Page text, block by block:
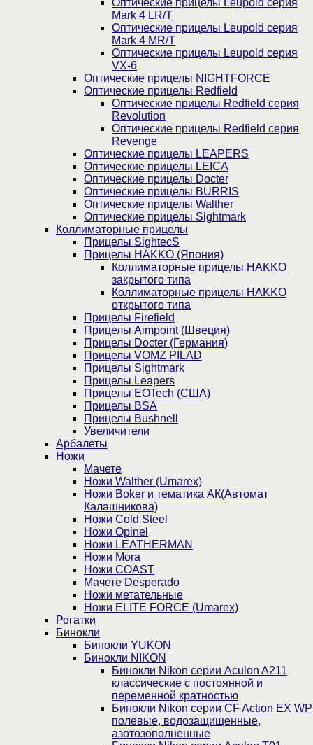
Mark 4 LR/T
Оптические прицелы Leupold серия
Mark 4 MR/T
Оптические прицелы Leupold серия
VX-6
Оптические прицелы NIGHTFORCE
Оптические прицелы Redfield
Оптические прицелы Redfield серия
Revolution
Оптические прицелы Redfield серия
Revenge
Оптические прицелы LEAPERS
Оптические прицелы LEICA
Оптические прицелы Docter
Оптические прицелы BURRIS
Оптические прицелы Walther
Оптические прицелы Sightmark
Коллиматорные прицелы
Прицелы SightecS
Прицелы HAKKO (Япония)
Коллиматорные прицелы HAKKO
закрытого типа
Коллиматорные прицелы HAKKO
открытого типа
Прицелы Firefield
Прицелы Aimpoint (Швеция)
Прицелы Docter (Германия)
Прицелы VOMZ PILAD
Прицелы Sightmark
Прицелы Leapers
Прицелы EOTech (США)
Прицелы BSA
Прицелы Bushnell
Увеличители
Арбалеты
Ножи
Мачете
Ножи Walther (Umarex)
Ножи Boker и тематика АК(Автомат
Калашникова)
Ножи Cold Steel
Ножи Opinel
Ножи LEATHERMAN
Ножи Mora
Ножи COAST
Мачете Desperado
Ножи метательные
Ножи ELITE FORCE (Umarex)
Рогатки
Бинокли
Бинокли YUKON
Бинокли NIKON
Бинокли Nikon серии Aculon A211
классические с постоянной и
переменной кратностью
Бинокли Nikon серии СF Action EX WP
полевые, водозащищенные,
азотозополненные